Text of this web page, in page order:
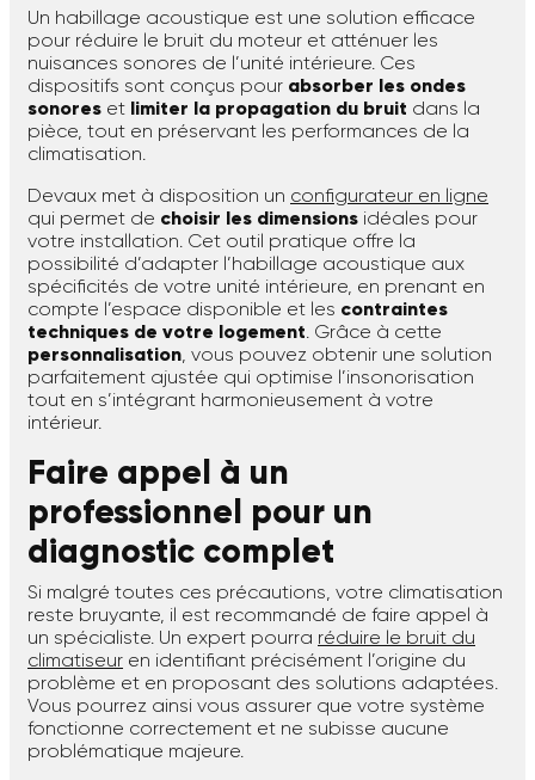
Un habillage acoustique est une solution efficace
pour réduire le bruit du moteur et atténuer les
nuisances sonores de l’unité intérieure. Ces
dispositifs sont conçus pour absorber les ondes
sonores et limiter la propagation du bruit dans la
pièce, tout en préservant les performances de la
climatisation.
Devaux met à disposition un configurateur en ligne
qui permet de choisir les dimensions idéales pour
votre installation. Cet outil pratique offre la
possibilité d’adapter l’habillage acoustique aux
spécificités de votre unité intérieure, en prenant en
compte l’espace disponible et les contraintes
techniques de votre logement. Grâce à cette
personnalisation, vous pouvez obtenir une solution
parfaitement ajustée qui optimise l’insonorisation
tout en s’intégrant harmonieusement à votre
intérieur.
Faire appel à un
professionnel pour un
diagnostic complet
Si malgré toutes ces précautions, votre climatisation
reste bruyante, il est recommandé de faire appel à
un spécialiste. Un expert pourra réduire le bruit du
climatiseur en identifiant précisément l’origine du
problème et en proposant des solutions adaptées.
Vous pourrez ainsi vous assurer que votre système
fonctionne correctement et ne subisse aucune
problématique majeure.